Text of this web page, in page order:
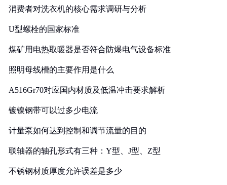
消费者对洗衣机的核心需求调研与分析
U型螺栓的国家标准
煤矿用电热取暖器是否符合防爆电气设备标准
照明母线槽的主要作用是什么
A516Gr70对应国内材质及低温冲击要求解析
镀镍钢带可以过多少电流
计量泵如何达到控制和调节流量的目的
联轴器的轴孔形式有三种：Y型、J型、Z型
不锈钢材质厚度允许误差是多少